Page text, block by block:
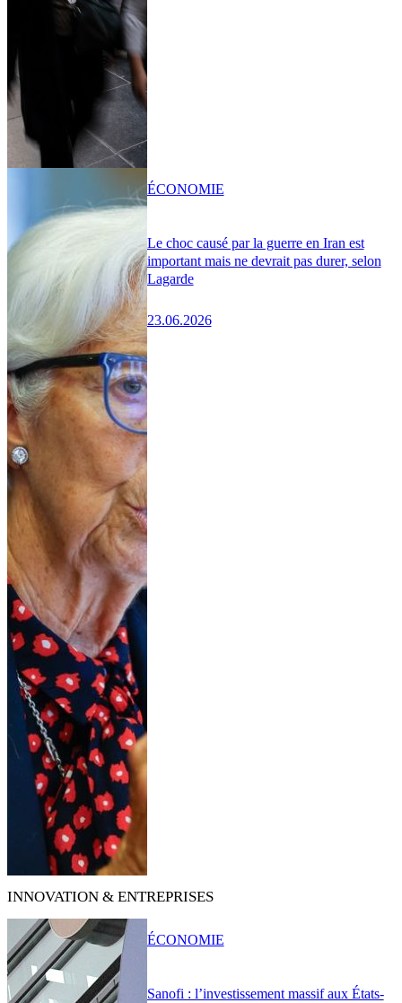
Le choc causé par la guerre en Iran est
important mais ne devrait pas durer, selon
Lagarde
23.06.2026
ÉCONOMIE
INNOVATION & ENTREPRISES
Sanofi : l’investissement massif aux États-
ÉCONOMIE